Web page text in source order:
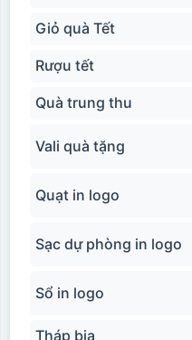
Giỏ quà Tết
Rượu tết
Quà trung thu
Vali quà tặng
Quạt in logo
Sạc dự phòng in logo
Sổ in logo
Tháp bia